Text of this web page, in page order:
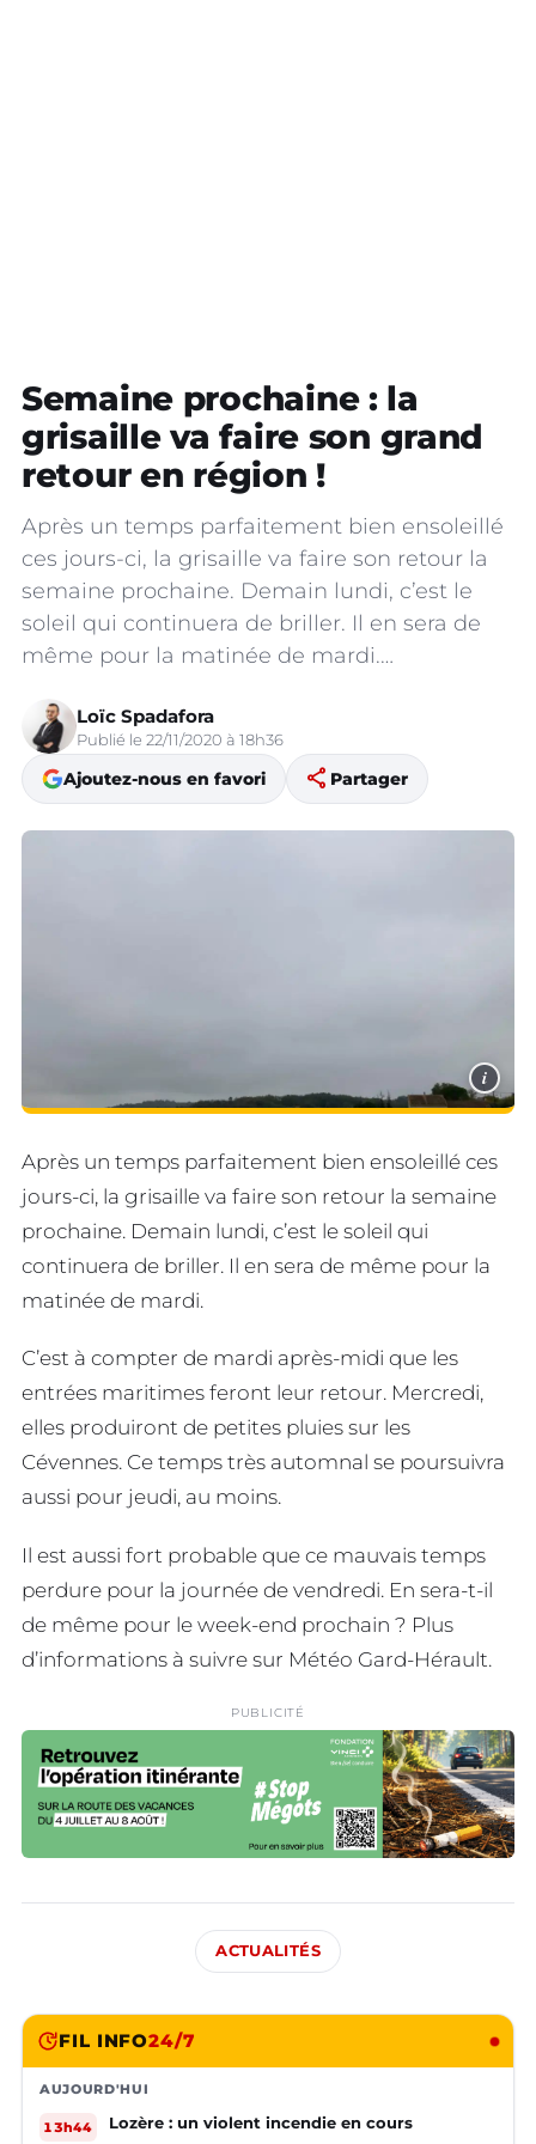
Semaine prochaine : la
grisaille va faire son grand
retour en région !
Après un temps parfaitement bien ensoleillé
ces jours-ci, la grisaille va faire son retour la
semaine prochaine. Demain lundi, c’est le
soleil qui continuera de briller. Il en sera de
même pour la matinée de mardi.…
Loïc Spadafora
Publié le 22/11/2020 à 18h36
Ajoutez-nous en favori share Partager
i
Après un temps parfaitement bien ensoleillé ces
jours-ci, la grisaille va faire son retour la semaine
prochaine. Demain lundi, c’est le soleil qui
continuera de briller. Il en sera de même pour la
matinée de mardi.
C’est à compter de mardi après-midi que les
entrées maritimes feront leur retour. Mercredi,
elles produiront de petites pluies sur les
Cévennes. Ce temps très automnal se poursuivra
aussi pour jeudi, au moins.
Il est aussi fort probable que ce mauvais temps
perdure pour la journée de vendredi. En sera-t-il
de même pour le week-end prochain ? Plus
d’informations à suivre sur Météo Gard-Hérault.
PUBLICITÉ
ACTUALITÉS
FIL INFO24/7
AUJOURD'HUI
13h44 Lozère : un violent incendie en cours